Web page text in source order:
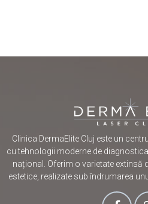
Clinica DermaElite Cluj este un
cu tehnologii moderne de
național. Oferim o varietate extinsă
estetice, realizate sub îndrumarea